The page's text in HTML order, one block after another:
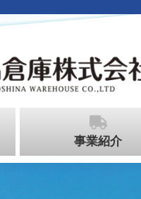
事業紹介